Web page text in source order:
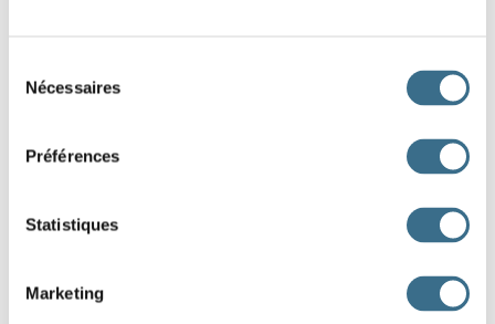
Nécessaires
Préférences
Statistiques
Marketing
tu